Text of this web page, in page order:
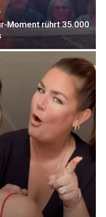
Moment rührt 35.000